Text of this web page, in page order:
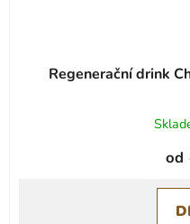
Regenerační drink
od